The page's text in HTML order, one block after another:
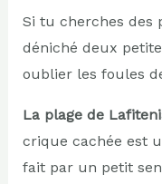
Si tu cherches des
déniché deux
oublier les foules
La plage de
crique cachée est
fait par un petit